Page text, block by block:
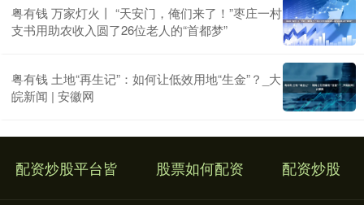
粤有钱 万家灯火丨 “天安门，俺们来了！”枣庄一村
支书用助农收入圆了26位老人的“首都梦”
粤有钱 土地“再生记”：如何让低效用地“生金”？_大
皖新闻 | 安徽网
配资炒股平台皆 股票如何配资 配资炒股